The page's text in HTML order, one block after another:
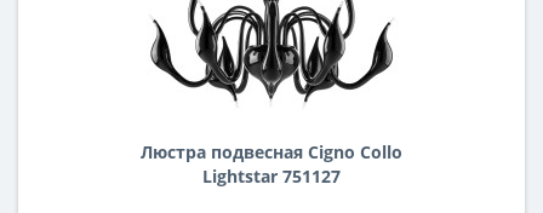
Люстра подвесная Cigno Collo
Lightstar 751127